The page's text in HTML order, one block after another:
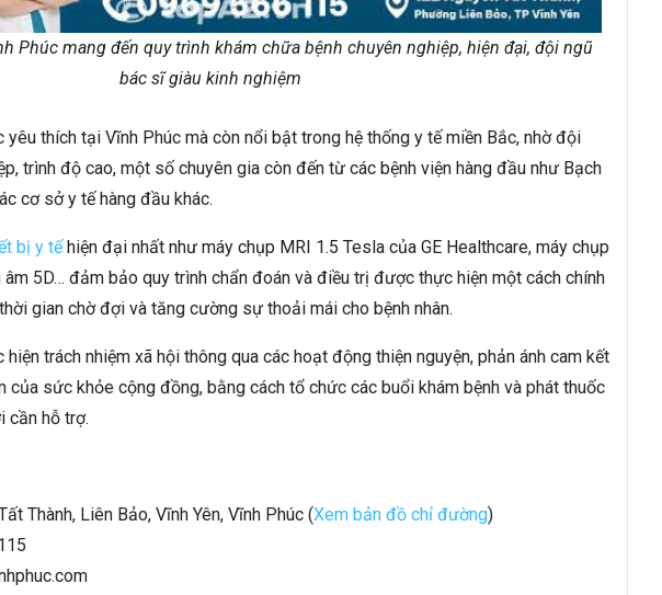
Phúc mang đến quy trình khám chữa bệnh chuyên nghiệp, hiện đại, đội ngũ
bác sĩ giàu kinh nghiệm
yêu thích tại Vĩnh Phúc mà còn nổi bật trong hệ thống y tế miền Bắc, nhờ đội
trình độ cao, một số chuyên gia còn đến từ các bệnh viện hàng đầu như Bạch
cơ sở y tế hàng đầu khác.
bị y tếhiện đại nhất như máy chụp MRI 1.5 Tesla của GE Healthcare, máy chụp
âm 5D… đảm bảo quy trình chẩn đoán và điều trị được thực hiện một cách chính
gian chờ đợi và tăng cường sự thoải mái cho bệnh nhân.
trách nhiệm xã hội thông qua các hoạt động thiện nguyện, phản ánh cam kết
của sức khỏe cộng đồng, bằng cách tổ chức các buổi khám bệnh và phát thuốc
cần hỗ trợ.
Thành, Liên Bảo, Vĩnh Yên, Vĩnh Phúc (Xem bản đồ chỉ đường)